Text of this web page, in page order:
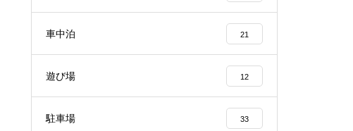
車中泊 21
遊び場 12
駐車場 33